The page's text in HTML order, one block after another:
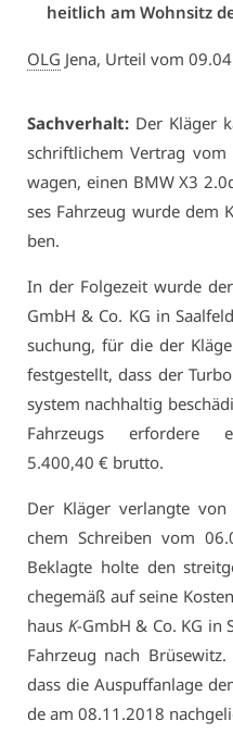
heit­lich am Wohn­sitz
OLG Je­na, Ur­teil vom
Sach­ver­halt: Der Klä­ger
schrift­li­chem Ver­trag
wa­gen, ei­nen BMW X3
ses Fahr­zeug wur­de dem
ben.
In der Fol­ge­zeit wur­de
GmbH & Co. KG in
su­chung, für die der
fest­ge­stellt, dass der
sys­tem nach­hal­tig
Fahr­zeugs er­for­de­re
5.400,40 € brut­to.
Der Klä­ger ver­lang­te
chem Schrei­ben vom
Be­klag­te hol­te den
che­ge­mäß auf sei­ne
haus K-GmbH & Co. KG in
Fahr­zeug nach
dass die Aus­puff­an­la­ge
de am 08.11.2018